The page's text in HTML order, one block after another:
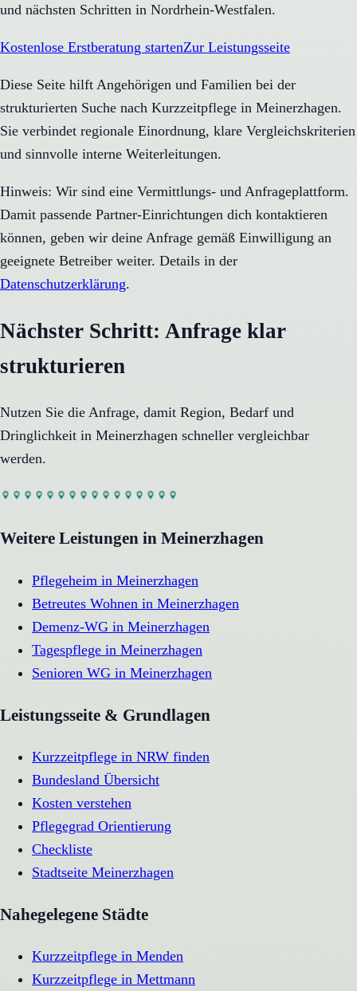
und nächsten Schritten in Nordrhein-Westfalen.
Kostenlose Erstberatung startenZur Leistungsseite
Diese Seite hilft Angehörigen und Familien bei der
strukturierten Suche nach Kurzzeitpflege in Meinerzhagen.
Sie verbindet regionale Einordnung, klare Vergleichskriterien
und sinnvolle interne Weiterleitungen.
Hinweis: Wir sind eine Vermittlungs- und Anfrageplattform.
Damit passende Partner-Einrichtungen dich kontaktieren
können, geben wir deine Anfrage gemäß Einwilligung an
geeignete Betreiber weiter. Details in der
Datenschutzerklärung.
Nächster Schritt: Anfrage klar
strukturieren
Nutzen Sie die Anfrage, damit Region, Bedarf und
Dringlichkeit in Meinerzhagen schneller vergleichbar
werden.
Weitere Leistungen in Meinerzhagen
Pflegeheim in Meinerzhagen
Betreutes Wohnen in Meinerzhagen
Demenz-WG in Meinerzhagen
Tagespflege in Meinerzhagen
Senioren WG in Meinerzhagen
Leistungsseite & Grundlagen
Kurzzeitpflege in NRW finden
Bundesland Übersicht
Kosten verstehen
Pflegegrad Orientierung
Checkliste
Stadtseite Meinerzhagen
Nahegelegene Städte
Kurzzeitpflege in Menden
Kurzzeitpflege in Mettmann